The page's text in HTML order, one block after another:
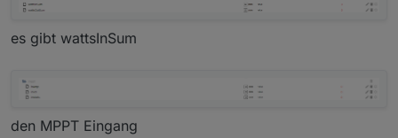
es gibt wattsInSum
den MPPT Eingang